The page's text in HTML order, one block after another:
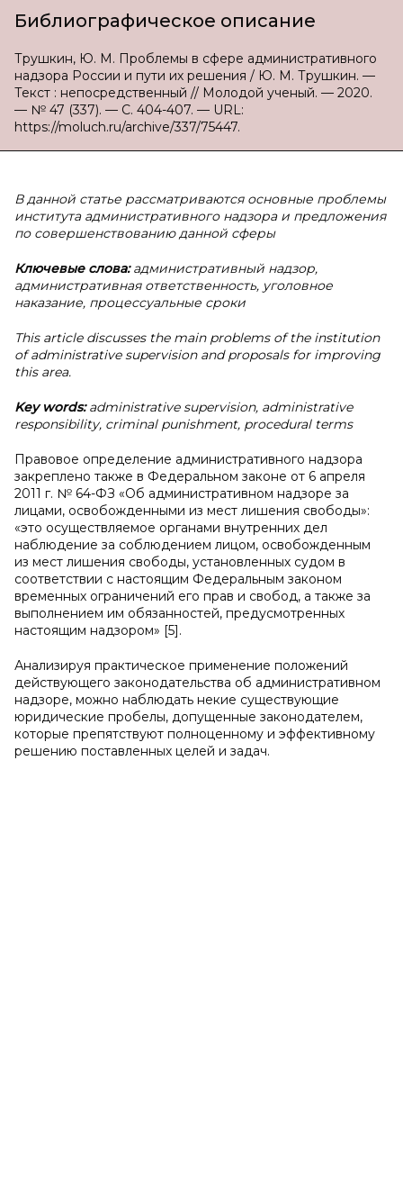
Библиографическое описание
Трушкин, Ю. М. Проблемы в сфере административного
надзора России и пути их решения / Ю. М. Трушкин. —
Текст : непосредственный // Молодой ученый. — 2020.
— № 47 (337). — С. 404-407. — URL:
https://moluch.ru/archive/337/75447.
В данной статье рассматриваются основные проблемы
института административного надзора и предложения
по совершенствованию данной сферы
Ключевые слова:административный надзор,
административная ответственность, уголовное
наказание, процессуальные сроки
This article discusses the main problems of the institution
of administrative supervision and proposals for improving
this area.
Key words:administrative supervision, administrative
responsibility, criminal punishment, procedural terms
Правовое определение административного надзора
закреплено также в Федеральном законе от 6 апреля
2011 г. № 64-ФЗ «Об административном надзоре за
лицами, освобожденными из мест лишения свободы»:
«это осуществляемое органами внутренних дел
наблюдение за соблюдением лицом, освобожденным
из мест лишения свободы, установленных судом в
соответствии с настоящим Федеральным законом
временных ограничений его прав и свобод, а также за
выполнением им обязанностей, предусмотренных
настоящим надзором» [5].
Анализируя практическое применение положений
действующего законодательства об административном
надзоре, можно наблюдать некие существующие
юридические пробелы, допущенные законодателем,
которые препятствуют полноценному и эффективному
решению поставленных целей и задач.